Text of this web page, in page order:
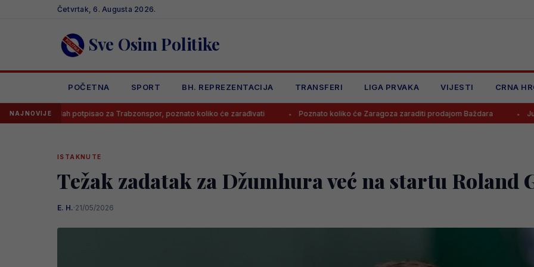
Četvrtak, 6. Augusta 2026.
Sve Osim Politike
POČETNA SPORT BH. REPREZENTACIJA TRANSFERI LIGA PRVAKA VIJESTI CRNA
NAJNOVIJE
potpisao za Trabzonspor, poznato koliko će zarađivati Poznato koliko će Zaragoza zaraditi prodajom Baždara Juventus odbio
ISTAKNUTE
Težak zadatak za Džumhura već na startu Roland
E. H.·21/05/2026